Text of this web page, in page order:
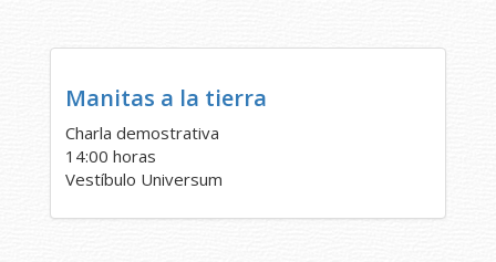
Manitas a la tierra
Charla demostrativa
14:00 horas
Vestíbulo Universum